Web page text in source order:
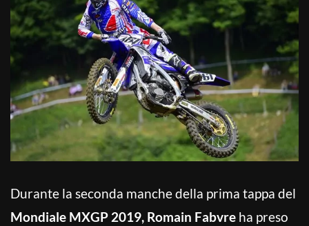
Durante la seconda manche della prima tappa del
Mondiale MXGP 2019, Romain Fabvre ha preso